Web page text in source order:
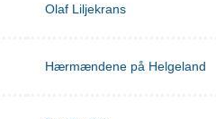
Olaf Liljekrans
Hærmændene på Helgeland